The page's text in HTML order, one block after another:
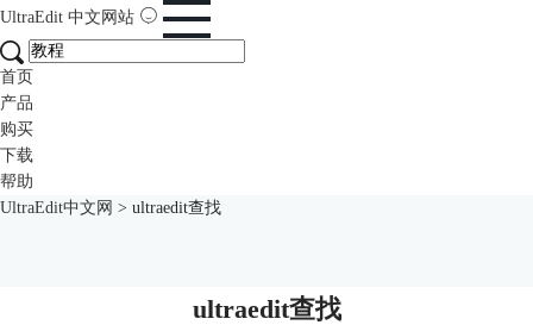
UltraEdit 中文网站
首页
产品
购买
下载
帮助
UltraEdit中文网 > ultraedit查找
ultraedit查找